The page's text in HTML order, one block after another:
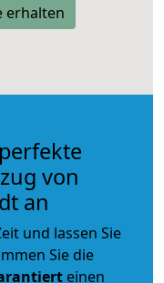
erhalten
von
an
und lassen Sie
Sie die
einen